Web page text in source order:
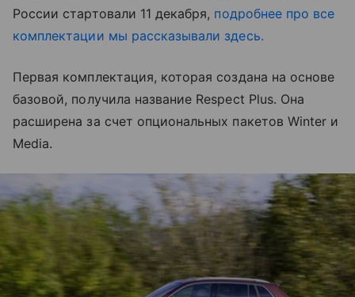
России стартовали 11 декабря, подробнее про все
комплектации мы рассказывали здесь.
Первая комплектация, которая создана на основе
базовой, получила название Respect Plus. Она
расширена за счет опциональных пакетов Winter и
Media.